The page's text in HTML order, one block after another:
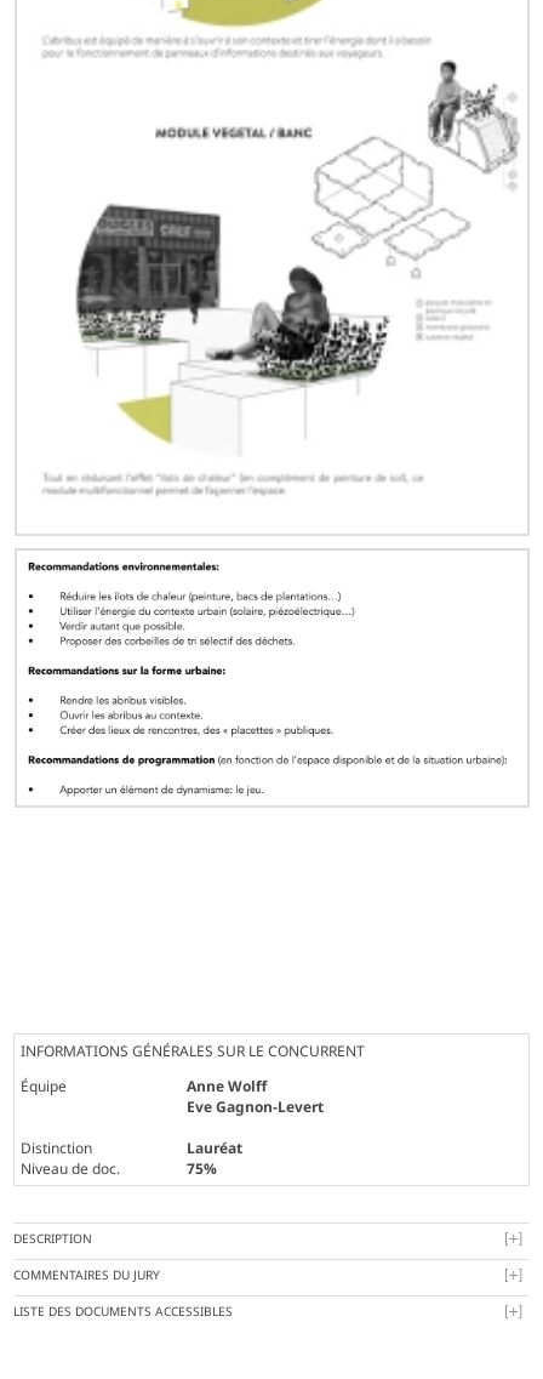
INFORMATIONS GÉNÉRALES SUR LE CONCURRENT
Équipe
Anne Wolff
Eve Gagnon-Levert
Distinction
Lauréat
Niveau de doc.
75%
DESCRIPTION
COMMENTAIRES DU JURY
LISTE DES DOCUMENTS ACCESSIBLES